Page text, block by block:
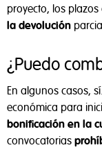
proyecto, los
la devolución
¿Puedo
En algunos casos,
económica para
bonificación en la
convocatorias